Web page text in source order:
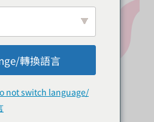
轉換語言
not switch language/